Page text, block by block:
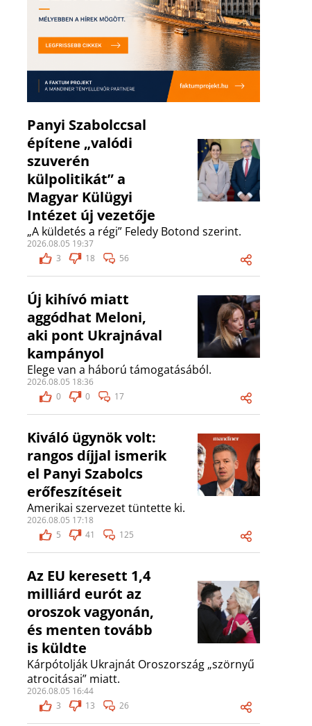
Panyi Szabolccsal
építene „valódi
szuverén
külpolitikát” a
Magyar Külügyi
Intézet új vezetője
„A küldetés a régi” Feledy Botond szerint.
2026.08.05 19:37
3
18 56
Új kihívó miatt
aggódhat Meloni,
aki pont Ukrajnával
kampányol
Elege van a háború támogatásából.
2026.08.05 18:36
0
0 17
Kiváló ügynök volt:
rangos díjjal ismerik
el Panyi Szabolcs
erőfeszítéseit
Amerikai szervezet tüntette ki.
2026.08.05 17:18
5
41 125
Az EU keresett 1,4
milliárd eurót az
oroszok vagyonán,
és menten tovább
is küldte
Kárpótolják Ukrajnát Oroszország „szörnyű
atrocitásai” miatt.
2026.08.05 16:44
3
13 26